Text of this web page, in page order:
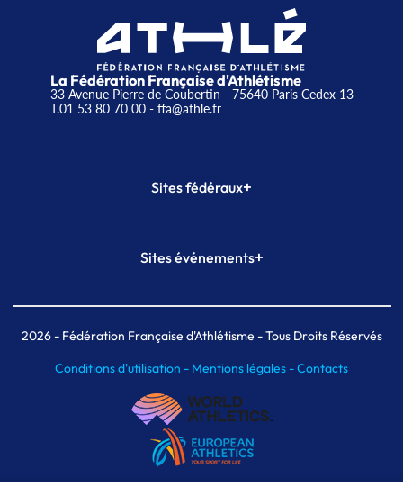
La Fédération Française d'Athlétisme
33 Avenue Pierre de Coubertin - 75640 Paris Cedex 13
T.01 53 80 70 00- ffa@athle.fr
Sites fédéraux+
Plateforme Formation
Sites événements+
Meeting de Paris indoor
MAIF Ekiden de Paris
2026- Fédération Française d'Athlétisme - Tous Droits Réservés
Conditions d'utilisation - Mentions légales -Contacts